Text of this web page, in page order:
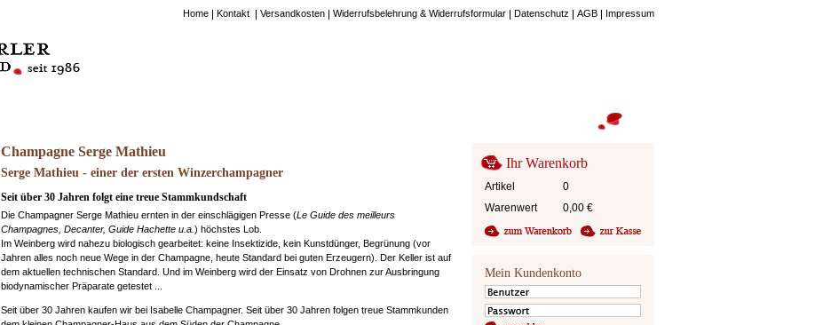
Home Kontakt Versandkosten Widerrufsbelehrung & Widerrufsformular Datenschutz AGB Impressum
Champagne Serge Mathieu
Serge Mathieu - einer der ersten Winzerchampagner
Seit über 30 Jahren folgt eine treue Stammkundschaft
Die Champagner Serge Mathieu ernten in der einschlägigen Presse (Le Guide des meilleurs
Champagnes, Decanter, Guide Hachette u.a. ) höchstes Lob.
Im Weinberg wird nahezu biologisch gearbeitet: keine Insektizide, kein Kunstdünger, Begrünung (vor
Jahren alles noch neue Wege in der Champagne, heute Standard bei guten Erzeugern). Der Keller ist auf
dem aktuellen technischen Standard. Und im Weinberg wird der Einsatz von Drohnen zur Ausbringung
biodynamischer Präparate getestet ...
Seit über 30 Jahren kaufen wir bei Isabelle Champagner. Seit über 30 Jahren folgen treue Stammkunden
Ihr Warenkorb
Artikel
0
Warenwert
0,00 €
Mein Kundenkonto